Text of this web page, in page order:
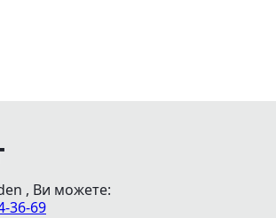
, Ви можете:
36-69